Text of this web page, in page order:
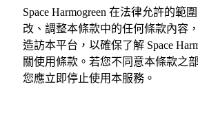
Space Harmogreen 在法律允許的範
改、調整本條款中的任何條款內容
造訪本平台，以確保了解 Space
關使用條款。若您不同意本條款之
您應立即停止使用本服務。